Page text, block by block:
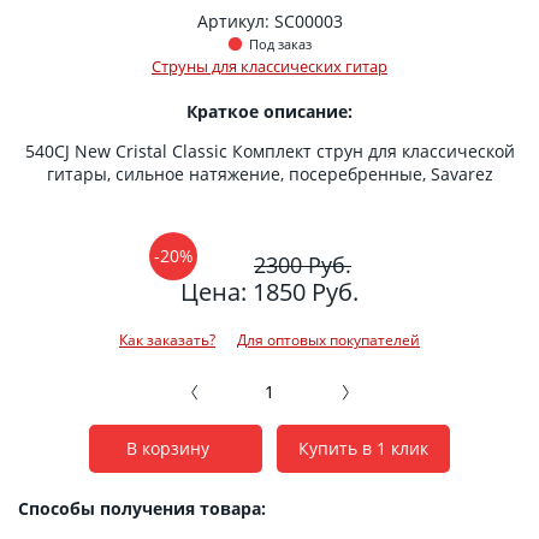
Артикул: SC00003
Под заказ
Струны для классических гитар
Краткое описание:
540CJ New Cristal Classic Комплект струн для классической
гитары, сильное натяжение, посеребренные, Savarez
-20% 2300 Руб.
Цена: 1850 Руб.
Как заказать? Для оптовых покупателей
В корзину Купить в 1 клик
Способы получения товара: